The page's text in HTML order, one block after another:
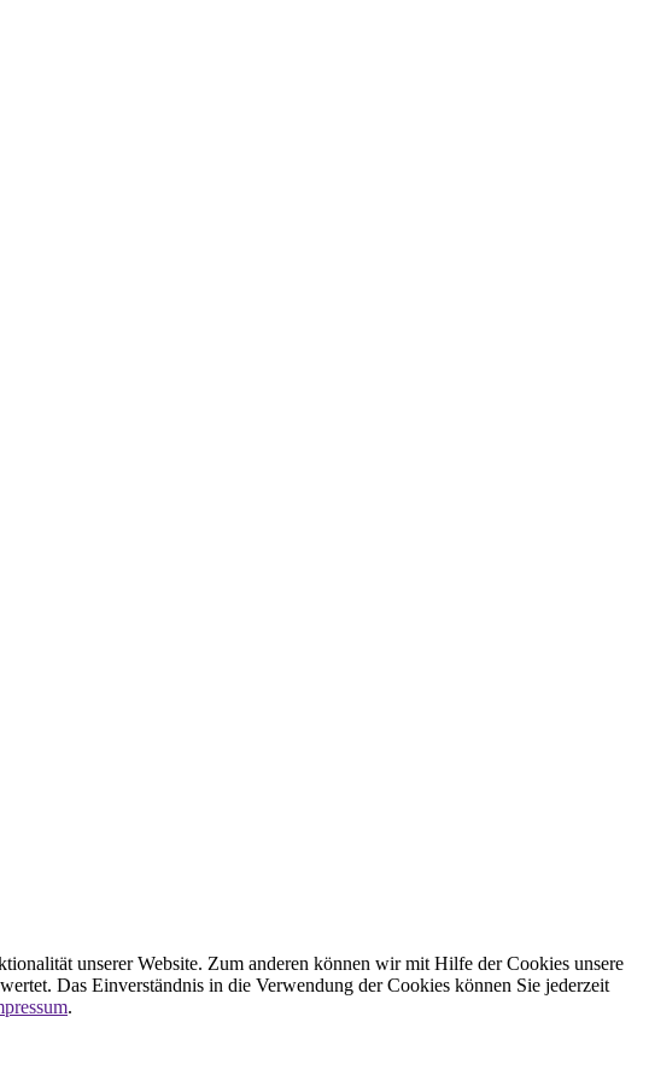
unserer Website. Zum anderen können wir mit Hilfe der Cookies unsere
Das Einverständnis in die Verwendung der Cookies können Sie jederzeit
.